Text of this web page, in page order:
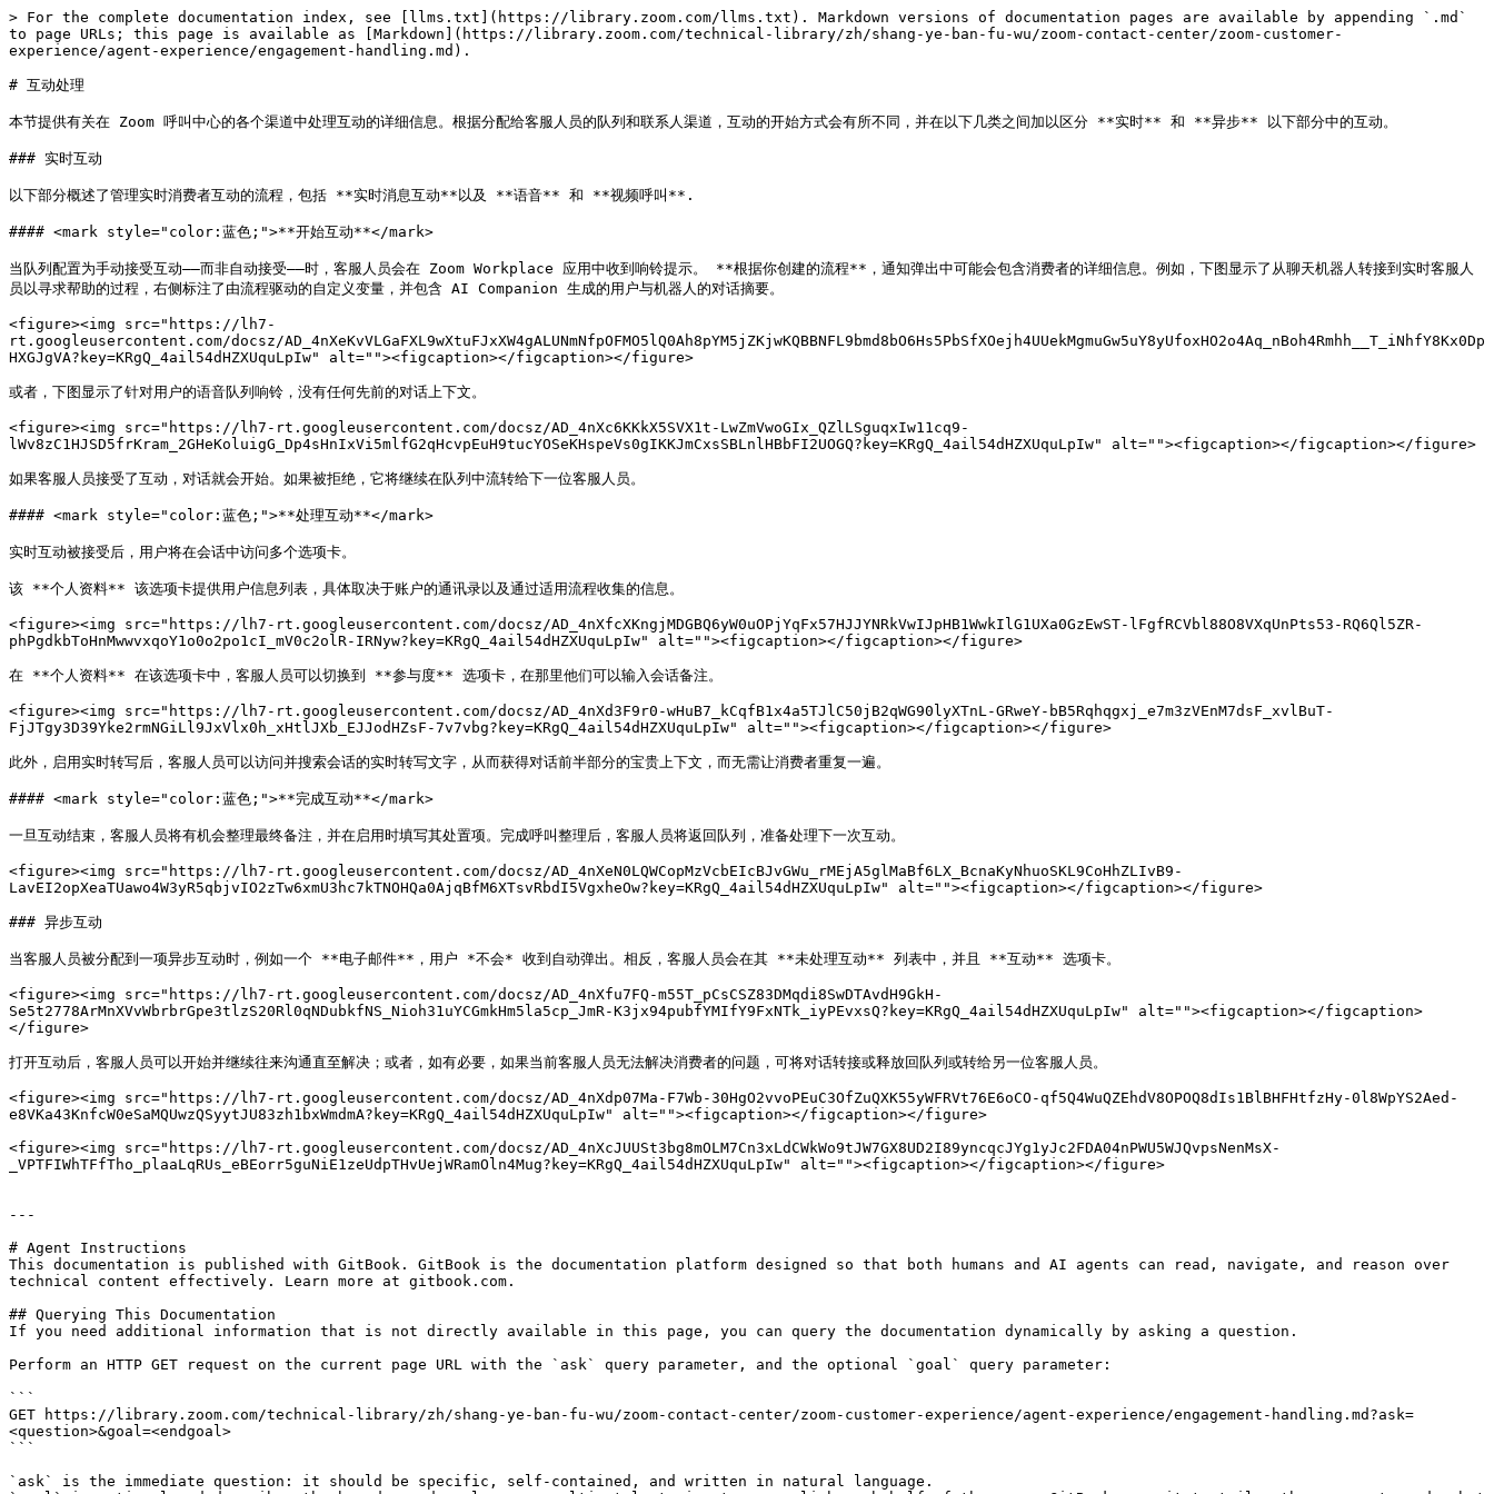
> For the complete documentation index, see [llms.txt](https://library.zoom.com/llms.txt). Markdown versions of documentation pages are available by appending `.md`
to page URLs; this page is available as [Markdown](https://library.zoom.com/technical-library/zh/shang-ye-ban-fu-wu/zoom-contact-center/zoom-customer-
experience/agent-experience/engagement-handling.md).
# 互动处理
本节提供有关在 Zoom 呼叫中心的各个渠道中处理互动的详细信息。根据分配给客服人员的队列和联系人渠道，互动的开始方式会有所不同，并在以下几类之间加以区分 **实时** 和 **异步** 以下部分中的互动。
### 实时互动
以下部分概述了管理实时消费者互动的流程，包括 **实时消息互动**以及 **语音** 和 **视频呼叫**.
#### <mark style="color:蓝色;">**开始互动**</mark>
当队列配置为手动接受互动——而非自动接受——时，客服人员会在 Zoom Workplace 应用中收到响铃提示。 **根据你创建的流程**，通知弹出中可能会包含消费者的详细信息。例如，下图显示了从聊天机器人转接到实时客服人
员以寻求帮助的过程，右侧标注了由流程驱动的自定义变量，并包含 AI Companion 生成的用户与机器人的对话摘要。
<figure><img src="https://lh7-
rt.googleusercontent.com/docsz/AD_4nXeKvVLGaFXL9wXtuFJxXW4gALUNmNfpOFMO5lQ0Ah8pYM5jZKjwKQBBNFL9bmd8bO6Hs5PbSfXOejh4UUekMgmuGw5uY8yUfoxHO2o4Aq_nBoh4Rmhh__T_iNhfY8Kx0Dp
HXGJgVA?key=KRgQ_4ail54dHZXUquLpIw" alt=""><figcaption></figcaption></figure>
或者，下图显示了针对用户的语音队列响铃，没有任何先前的对话上下文。
<figure><img src="https://lh7-rt.googleusercontent.com/docsz/AD_4nXc6KKkX5SVX1t-LwZmVwoGIx_QZlLSguqxIw11cq9-
lWv8zC1HJSD5frKram_2GHeKoluigG_Dp4sHnIxVi5mlfG2qHcvpEuH9tucYOSeKHspeVs0gIKKJmCxsSBLnlHBbFI2UOGQ?key=KRgQ_4ail54dHZXUquLpIw" alt=""><figcaption></figcaption></figure>
如果客服人员接受了互动，对话就会开始。如果被拒绝，它将继续在队列中流转给下一位客服人员。
#### <mark style="color:蓝色;">**处理互动**</mark>
实时互动被接受后，用户将在会话中访问多个选项卡。
该 **个人资料** 该选项卡提供用户信息列表，具体取决于账户的通讯录以及通过适用流程收集的信息。
<figure><img src="https://lh7-rt.googleusercontent.com/docsz/AD_4nXfcXKngjMDGBQ6yW0uOPjYqFx57HJJYNRkVwIJpHB1WwkIlG1UXa0GzEwST-lFgfRCVbl88O8VXqUnPts53-RQ6Ql5ZR-
phPgdkbToHnMwwvxqoY1o0o2po1cI_mV0c2olR-IRNyw?key=KRgQ_4ail54dHZXUquLpIw" alt=""><figcaption></figcaption></figure>
在 **个人资料** 在该选项卡中，客服人员可以切换到 **参与度** 选项卡，在那里他们可以输入会话备注。
<figure><img src="https://lh7-rt.googleusercontent.com/docsz/AD_4nXd3F9r0-wHuB7_kCqfB1x4a5TJlC50jB2qWG90lyXTnL-GRweY-bB5Rqhqgxj_e7m3zVEnM7dsF_xvlBuT-
FjJTgy3D39Yke2rmNGiLl9JxVlx0h_xHtlJXb_EJJodHZsF-7v7vbg?key=KRgQ_4ail54dHZXUquLpIw" alt=""><figcaption></figcaption></figure>
此外，启用实时转写后，客服人员可以访问并搜索会话的实时转写文字，从而获得对话前半部分的宝贵上下文，而无需让消费者重复一遍。
#### <mark style="color:蓝色;">**完成互动**</mark>
一旦互动结束，客服人员将有机会整理最终备注，并在启用时填写其处置项。完成呼叫整理后，客服人员将返回队列，准备处理下一次互动。
<figure><img src="https://lh7-rt.googleusercontent.com/docsz/AD_4nXeN0LQWCopMzVcbEIcBJvGWu_rMEjA5glMaBf6LX_BcnaKyNhuoSKL9CoHhZLIvB9-
LavEI2opXeaTUawo4W3yR5qbjvIO2zTw6xmU3hc7kTNOHQa0AjqBfM6XTsvRbdI5VgxheOw?key=KRgQ_4ail54dHZXUquLpIw" alt=""><figcaption></figcaption></figure>
### 异步互动
当客服人员被分配到一项异步互动时，例如一个 **电子邮件**，用户 *不会* 收到自动弹出。相反，客服人员会在其 **未处理互动** 列表中，并且 **互动** 选项卡。
<figure><img src="https://lh7-rt.googleusercontent.com/docsz/AD_4nXfu7FQ-m55T_pCsCSZ83DMqdi8SwDTAvdH9GkH-
Se5t2778ArMnXVvWbrbrGpe3tlzS20Rl0qNDubkfNS_Nioh31uYCGmkHm5la5cp_JmR-K3jx94pubfYMIfY9FxNTk_iyPEvxsQ?key=KRgQ_4ail54dHZXUquLpIw" alt=""><figcaption></figcaption>
</figure>
打开互动后，客服人员可以开始并继续往来沟通直至解决；或者，如有必要，如果当前客服人员无法解决消费者的问题，可将对话转接或释放回队列或转给另一位客服人员。
<figure><img src="https://lh7-rt.googleusercontent.com/docsz/AD_4nXdp07Ma-F7Wb-30HgO2vvoPEuC3OfZuQXK55yWFRVt76E6oCO-qf5Q4WuQZEhdV8OPOQ8dIs1BlBHFHtfzHy-0l8WpYS2Aed-
e8VKa43KnfcW0eSaMQUwzQSyytJU83zh1bxWmdmA?key=KRgQ_4ail54dHZXUquLpIw" alt=""><figcaption></figcaption></figure>
<figure><img src="https://lh7-rt.googleusercontent.com/docsz/AD_4nXcJUUSt3bg8mOLM7Cn3xLdCWkWo9tJW7GX8UD2I89yncqcJYg1yJc2FDA04nPWU5WJQvpsNenMsX-
_VPTFIWhTFfTho_plaaLqRUs_eBEorr5guNiE1zeUdpTHvUejWRamOln4Mug?key=KRgQ_4ail54dHZXUquLpIw" alt=""><figcaption></figcaption></figure>
---
# Agent Instructions
This documentation is published with GitBook. GitBook is the documentation platform designed so that both humans and AI agents can read, navigate, and reason over
technical content effectively. Learn more at gitbook.com.
## Querying This Documentation
If you need additional information that is not directly available in this page, you can query the documentation dynamically by asking a question.
Perform an HTTP GET request on the current page URL with the `ask` query parameter, and the optional `goal` query parameter:
```
GET https://library.zoom.com/technical-library/zh/shang-ye-ban-fu-wu/zoom-contact-center/zoom-customer-experience/agent-experience/engagement-handling.md?ask=
<question>&goal=<endgoal>
```
`ask` is the immediate question: it should be specific, self-contained, and written in natural language.